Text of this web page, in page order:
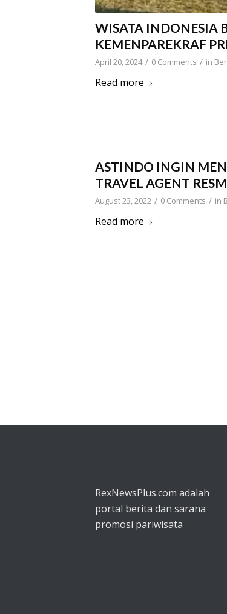
WISATA INDONESIA
KEMENPAREKRAF
April 20, 2024 / 0 Comments / in
Read more
ASTINDO INGIN
TRAVEL AGENT
August 23, 2022 / 0 Comments / in
Read more
RexNewsPlus.com adalah
portal berita dan sarana
promosi pariwisata